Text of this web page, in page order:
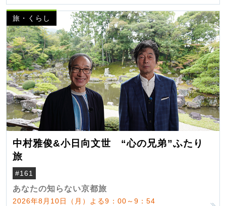
旅・くらし
中村雅俊&小日向文世 “心の兄弟”ふたり
旅
#161
あなたの知らない京都旅
2026年8月10日（月）よる9：00～9：54